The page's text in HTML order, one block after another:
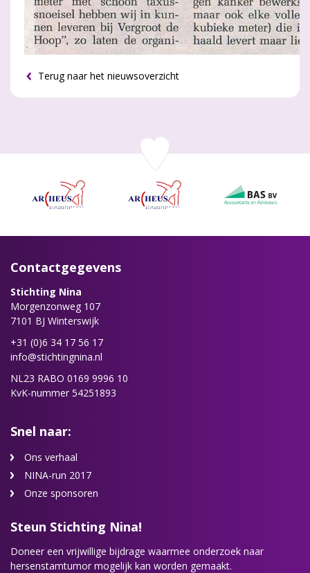
Terug naar het nieuwsoverzicht
Contactgegevens
Stichting Nina
Morgenzonweg 107
7101 BJ Winterswijk
+31 (0)6 34 17 56 17
info@stichtingnina.nl
NL23 RABO 0169 9996 10
KvK-nummer 54251893
Snel naar:
Ons verhaal
NINA-run 2017
Onze sponsoren
Steun Stichting Nina!
Doneer een vrijwillige bijdrage waarmee onderzoek naar
hersenstamtumor mogelijk kan worden gemaakt.